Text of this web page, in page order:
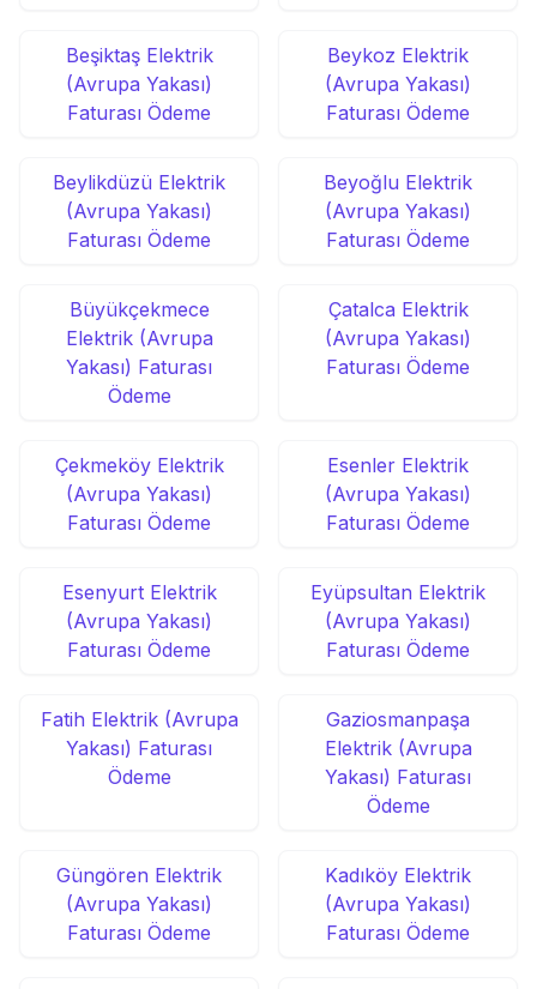
Beşiktaş Elektrik
(Avrupa Yakası)
Faturası Ödeme
Beykoz Elektrik
(Avrupa Yakası)
Faturası Ödeme
Beylikdüzü Elektrik
(Avrupa Yakası)
Faturası Ödeme
Beyoğlu Elektrik
(Avrupa Yakası)
Faturası Ödeme
Büyükçekmece
Elektrik (Avrupa
Yakası) Faturası
Ödeme
Çatalca Elektrik
(Avrupa Yakası)
Faturası Ödeme
Çekmeköy Elektrik
(Avrupa Yakası)
Faturası Ödeme
Esenler Elektrik
(Avrupa Yakası)
Faturası Ödeme
Esenyurt Elektrik
(Avrupa Yakası)
Faturası Ödeme
Eyüpsultan Elektrik
(Avrupa Yakası)
Faturası Ödeme
Fatih Elektrik (Avrupa
Yakası) Faturası
Ödeme
Gaziosmanpaşa
Elektrik (Avrupa
Yakası) Faturası
Ödeme
Güngören Elektrik
(Avrupa Yakası)
Faturası Ödeme
Kadıköy Elektrik
(Avrupa Yakası)
Faturası Ödeme